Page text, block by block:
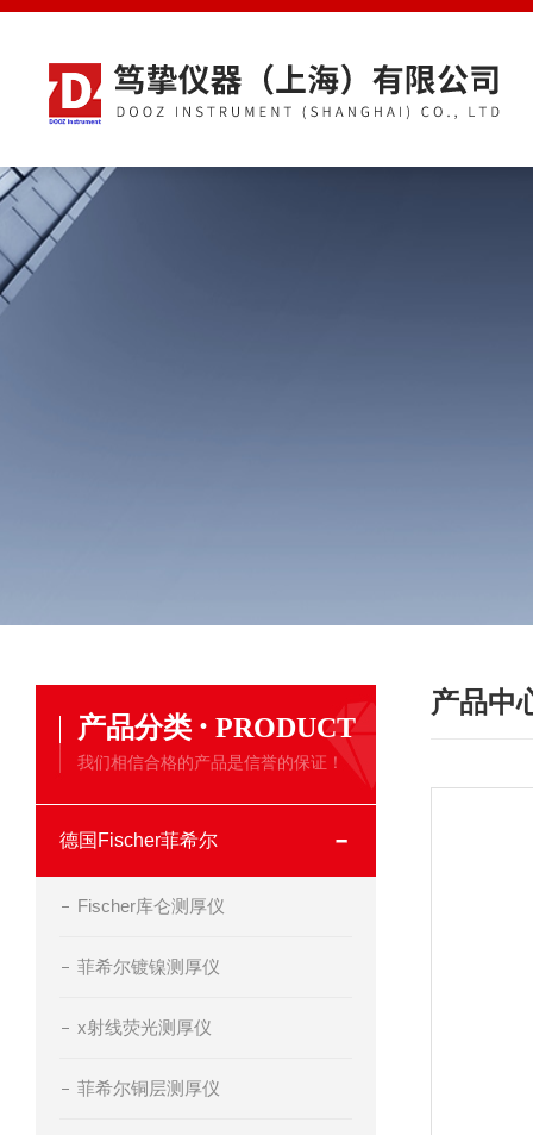
产品分类 · PRODUCT
我们相信合格的产品是信誉的保证！
德国Fischer菲希尔
Fischer库仑测厚仪
菲希尔镀镍测厚仪
x射线荧光测厚仪
菲希尔铜层测厚仪
产品中